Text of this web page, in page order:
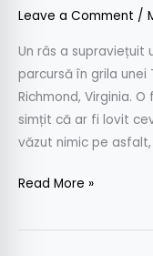
Leave a Comment /
Un râs a supraviețuit
parcursă în grila unei
Richmond, Virginia.
simțit că ar fi lovit
văzut nimic pe
grila
unei
Toyota
Prius
Read More »